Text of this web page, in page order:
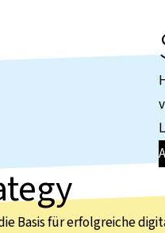
Basis für erfolgreiche